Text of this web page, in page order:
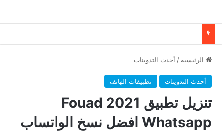
الرئيسية / أحدث التدوينات
أحدث التدوينات تطبيقات الهاتف
تنزيل تطبيق 2021 Fouad
Whatsapp افضل نسخ الواتساب